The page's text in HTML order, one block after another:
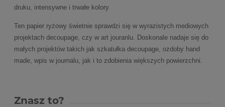
druku, intensywne i trwałe kolory
Ten papier ryżowy świetnie sprawdzi się w wyrazistych mediowych
projektach decoupage, czy w art jouranlu. Doskonale nadaje się do
małych projektów takich jak szkatułka decoupage, ozdoby hand
made, wpis w journalu, jak i to zdobienia większych powierzchni.
Znasz to?